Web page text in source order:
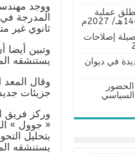
ووجد
المدرجة في
ثانوي غير
يستنشقه
وقال المعد
جزيئات
وركز فريق
« جوول »
بتحليل
يستنشقه
عملية
إصلاحات
في ديوان